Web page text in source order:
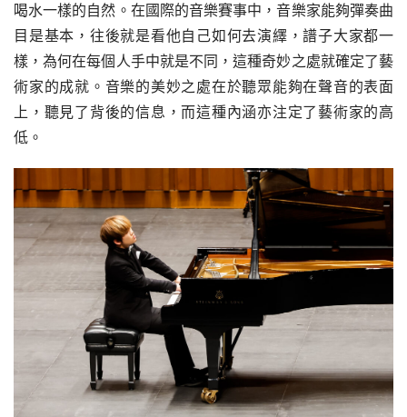
喝水一樣的自然。在國際的音樂賽事中，音樂家能夠彈奏曲
目是基本，往後就是看他自己如何去演繹，譜子大家都一
樣，為何在每個人手中就是不同，這種奇妙之處就確定了藝
術家的成就。音樂的美妙之處在於聽眾能夠在聲音的表面
上，聽見了背後的信息，而這種內涵亦注定了藝術家的高
低。